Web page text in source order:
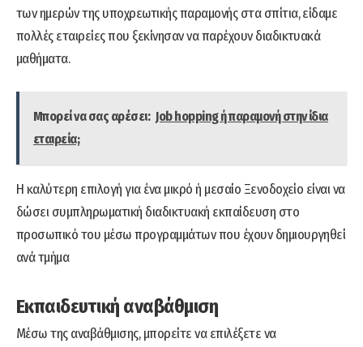
των ημερών της υποχρεωτικής παραμονής στα σπίτια, είδαμε
πολλές εταιρείες που ξεκίνησαν να παρέχουν διαδικτυακά
μαθήματα.
Μπορεί να σας αρέσει: Job hopping ή παραμονή στην ίδια
εταιρεία;
Η καλύτερη επιλογή για ένα μικρό ή μεσαίο Ξενοδοχείο είναι να
δώσει συμπληρωματική διαδικτυακή εκπαίδευση στο
προσωπικό του μέσω προγραμμάτων που έχουν δημιουργηθεί
ανά τμήμα
Εκπαιδευτική αναβάθμιση
Μέσω της αναβάθμισης, μπορείτε να επιλέξετε να